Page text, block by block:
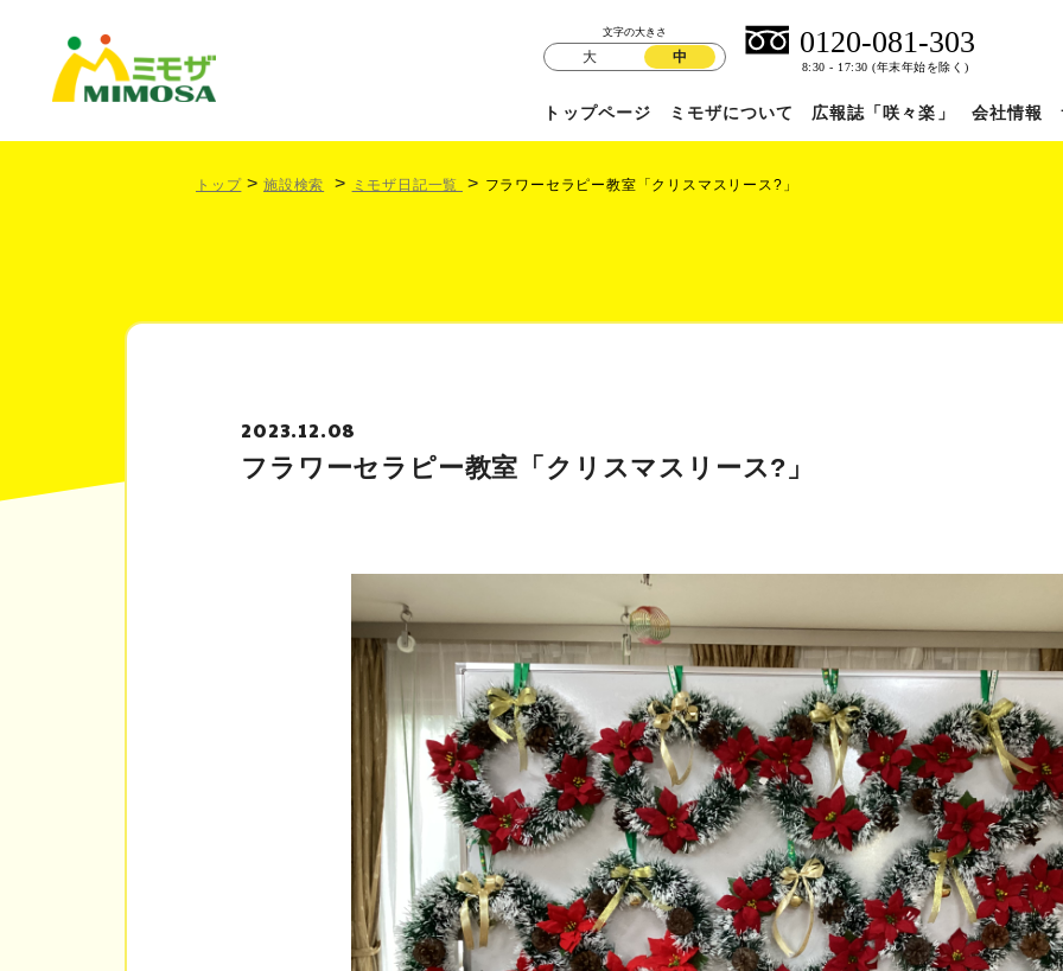
文字の大きさ
大 中
トップページ ミモザについて 広報誌「咲々楽」 会社情報
トップ 施設検索 ミモザ日記一覧 フラワーセラピー教室「クリスマスリース?」
2023.12.08
フラワーセラピー教室「クリスマスリース?」